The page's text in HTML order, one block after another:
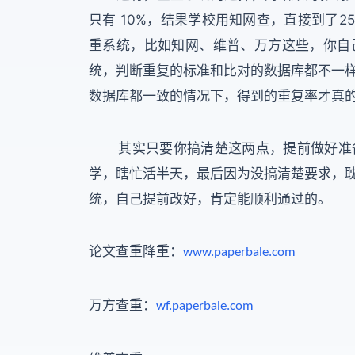
只有 10%，结果学校用知网查，直接到了
重系统，比如知网、维普、万方这些，你
统，判断重复的标准和比对的数据库都不一
数据库都一致的情况下，得到的重复率才真
其实只要你搞清楚这两点，提前做好准
学，瞎忙活半天，最后因为没搞清楚要求，
统，自己提前改好，肯定能顺利通过的。
论文查重降重： www.paperbale.com
万方查重： wf.paperbale.com